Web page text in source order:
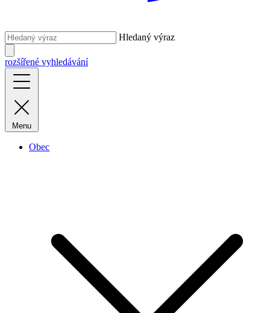
Hledaný výraz
rozšířené vyhledávání
Menu
Obec